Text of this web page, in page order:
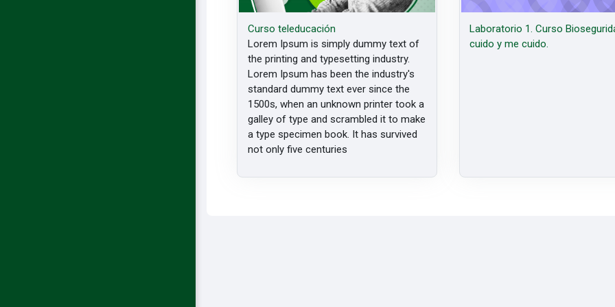
Curso teleducación
Lorem Ipsum is simply dummy text of
the printing and typesetting industry.
Lorem Ipsum has been the industry's
standard dummy text ever since the
1500s, when an unknown printer took a
galley of type and scrambled it to make
a type specimen book. It has survived
not only five centuries
Laboratorio 1. Curso
cuido y me cuido.